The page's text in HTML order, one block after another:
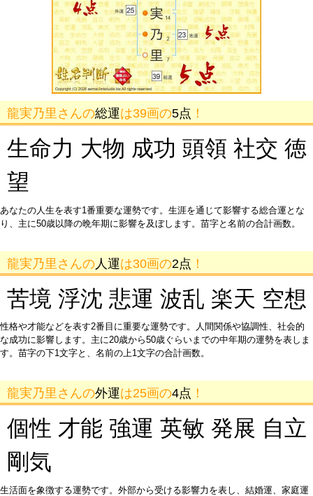
龍実乃里さんの総運は39画の5点 ！
生命力 大物 成功 頭領 社交 徳
望
あなたの人生を表す1番重要な運勢です。生涯を通じて影響する総合運とな
り、主に50歳以降の晩年期に影響を及ぼします。苗字と名前の合計画数。
龍実乃里さんの 人運は30画の2点 ！
苦境 浮沈 悲運 波乱 楽天 空想
性格や才能などを表す2番目に重要な運勢です。人間関係や協調性、社会的
な成功に影響します。主に20歳から50歳ぐらいまでの中年期の運勢を表しま
す。苗字の下1文字と、名前の上1文字の合計画数。
龍実乃里さんの外運は25画の4点 ！
個性 才能 強運 英敏 発展 自立
剛気
生活面を象徴する運勢です。外部から受ける影響力を表し、結婚運、家庭運